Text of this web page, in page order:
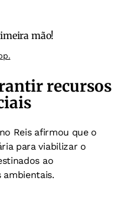
mão!
recursos
Reis afirmou que o
para viabilizar o
ao